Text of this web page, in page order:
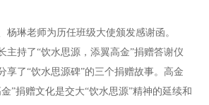
杨琳老师为历任班级大使颁发感谢函。
主持了“饮水思源，添翼高金”捐赠答谢仪
享了“饮水思源碑”的三个捐赠故事。高金
”捐赠文化是交大“饮水思源”精神的延续和